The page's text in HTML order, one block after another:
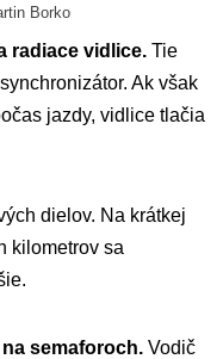
Borko
radiace vidlice. Tie
Ak však
jazdy, vidlice tlačia
dielov. Na krátkej
kilometrov sa
semaforoch. Vodič